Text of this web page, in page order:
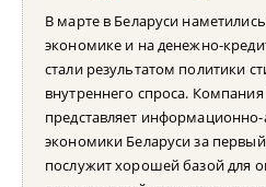
В марте в Беларуси
экономике и на денежно-
стали результатом политики
внутреннего спроса.
представляет
экономики Беларуси за
послужит хорошей базой для